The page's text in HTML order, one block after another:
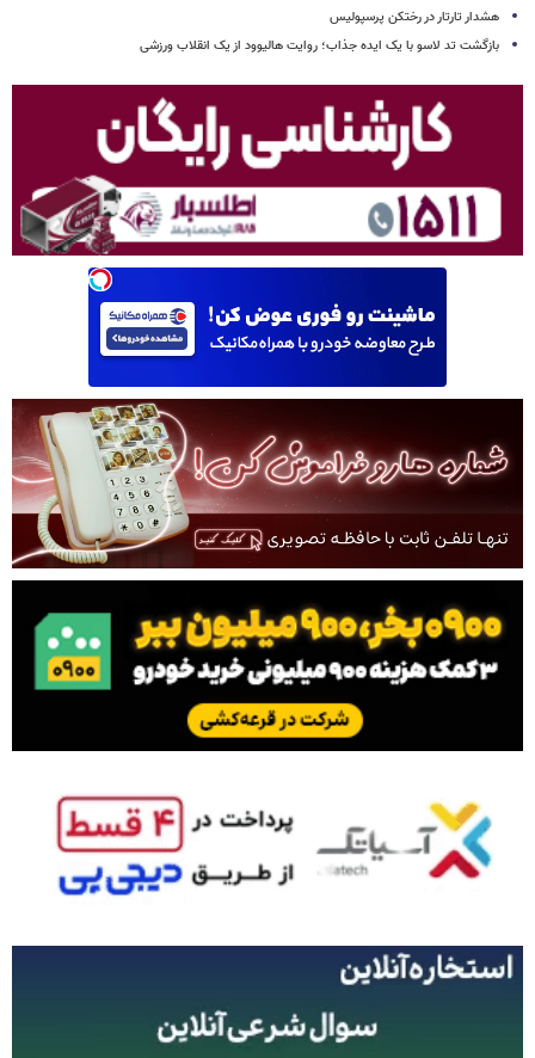
هشدار تارتار در رختکن پرسپولیس
بازگشت تد لاسو با یک ایده جذاب؛ روایت هالیوود از یک انقلاب ورزشی